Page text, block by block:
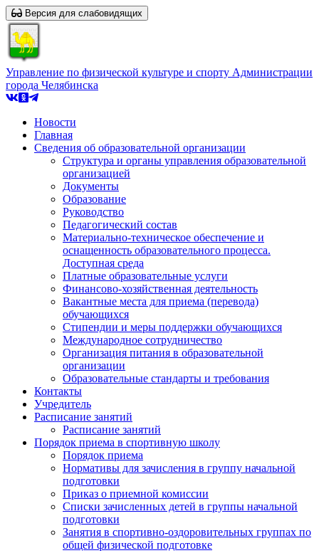
Версия для слабовидящих
Управление по физической культуре и спорту Администрации
города Челябинска
Новости
Главная
Сведения об образовательной организации
Структура и органы управления образовательной
организацией
Документы
Образование
Руководство
Педагогический состав
Материально-техническое обеспечение и
оснащенность образовательного процесса.
Доступная среда
Платные образовательные услуги
Финансово-хозяйственная деятельность
Вакантные места для приема (перевода)
обучающихся
Стипендии и меры поддержки обучающихся
Международное сотрудничество
Организация питания в образовательной
организации
Образовательные стандарты и требования
Контакты
Учредитель
Расписание занятий
Расписание занятий
Порядок приема в спортивную школу
Порядок приема
Нормативы для зачисления в группу начальной
подготовки
Приказ о приемной комиссии
Списки зачисленных детей в группы начальной
подготовки
Занятия в спортивно-оздоровительных группах по
общей физической подготовке